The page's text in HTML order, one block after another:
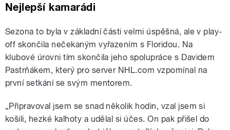
Nejlepší kamarádi
Sezona to byla v základní části velmi úspěšná, ale v play-
off skončila nečekaným vyřazením s Floridou. Na
klubové úrovni tím skončila jeho spolupráce s Davidem
Pastrňákem, který pro server NHL.com vzpomínal na
první setkání se svým mentorem.
„Připravoval jsem se snad několik hodin, vzal jsem si
košili, hezké kalhoty a udělal si účes. On pak přišel do